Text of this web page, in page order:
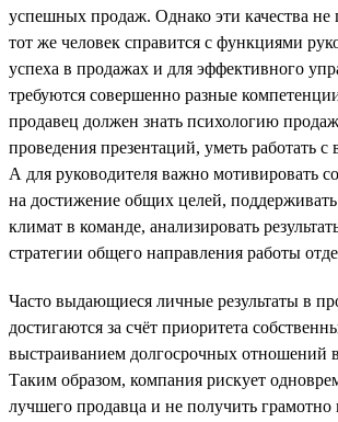
успешных продаж. Однако эти качества не
тот же человек справится с функциями
успеха в продажах и для эффективного
требуются совершенно разные
продавец должен знать психологию
проведения презентаций, уметь работать с
А для руководителя важно мотивировать
на достижение общих целей,
климат в команде, анализировать
стратегии общего направления работы
Часто выдающиеся личные результаты в
достигаются за счёт приоритета
выстраиванием долгосрочных отношений
Таким образом, компания рискует
лучшего продавца и не получить